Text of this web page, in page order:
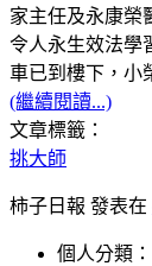
家主任及永康榮
令人永生效法學
車已到樓下，小
(繼續閱讀...)
文章標籤：
挑大師
柿子日報 發表在
個人分類：